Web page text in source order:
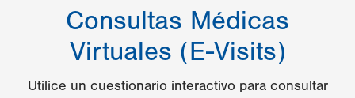
Consultas Médicas
Virtuales (E-Visits)
Utilice un cuestionario interactivo para consultar